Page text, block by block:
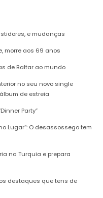
e mudanças
morre aos 69 anos
de Baltar ao mundo
no seu novo single
de estreia
Party”
Lugar”: O desassossego tem
na Turquia e prepara
destaques que tens de